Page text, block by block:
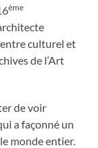
ème
culturel et
de l’Art
de voir
a façonné un
monde entier.